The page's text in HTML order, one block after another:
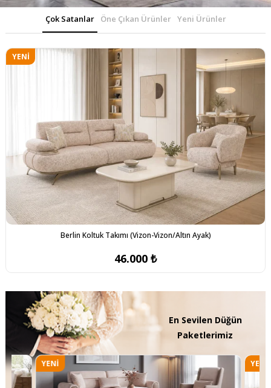
Çok Satanlar Öne Çıkan Ürünler Yeni Ürünler
Berlin Koltuk Takımı (Vizon-Vizon/Altın Ayak)
46.000 ₺
YENI
YENI
ÜRÜN
YENI
ÜRÜN
En Sevilen Düğün
Paketlerimiz
YENI
ÜRÜN
YENI